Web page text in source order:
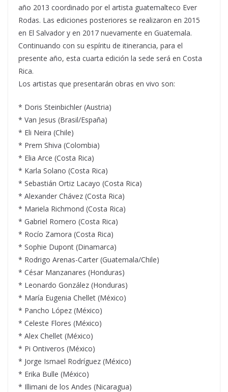
año 2013 coordinado por el artista guatemalteco Ever
Rodas. Las ediciones posteriores se realizaron en 2015
en El Salvador y en 2017 nuevamente en Guatemala.
Continuando con su espíritu de itinerancia, para el
presente año, esta cuarta edición la sede será en Costa
Rica.
Los artistas que presentarán obras en vivo son:
* Doris Steinbichler (Austria)
* Van Jesus (Brasil/España)
* Eli Neira (Chile)
* Prem Shiva (Colombia)
* Elia Arce (Costa Rica)
* Karla Solano (Costa Rica)
* Sebastián Ortiz Lacayo (Costa Rica)
* Alexander Chávez (Costa Rica)
* Mariela Richmond (Costa Rica)
* Gabriel Romero (Costa Rica)
* Rocío Zamora (Costa Rica)
* Sophie Dupont (Dinamarca)
* Rodrigo Arenas-Carter (Guatemala/Chile)
* César Manzanares (Honduras)
* Leonardo González (Honduras)
* María Eugenia Chellet (México)
* Pancho López (México)
* Celeste Flores (México)
* Alex Chellet (México)
* Pi Ontiveros (México)
* Jorge Ismael Rodríguez (México)
* Erika Bulle (México)
* Illimani de los Andes (Nicaragua)